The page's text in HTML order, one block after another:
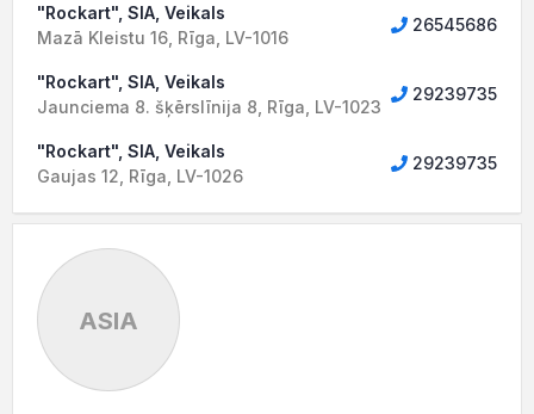
"Rockart", SIA, Veikals
Mazā Kleistu 16, Rīga, LV-1016
26545686
"Rockart", SIA, Veikals
Jaunciema 8. šķērslīnija 8, Rīga, LV-1023
29239735
"Rockart", SIA, Veikals
Gaujas 12, Rīga, LV-1026
29239735
ASIA